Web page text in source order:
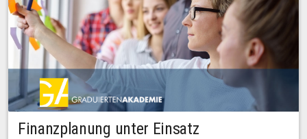
Finanzplanung unter Einsatz